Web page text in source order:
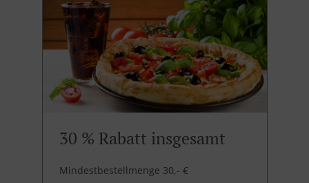
30 % Rabatt insgesamt
Mindestbestellmenge 30,- €